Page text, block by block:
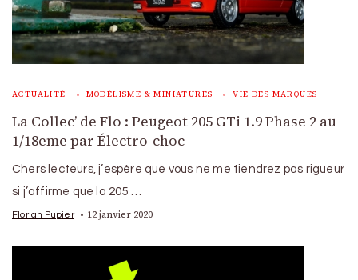
ACTUALITÉ MODÉLISME & MINIATURES VIE DES MARQUES
La Collec’ de Flo : Peugeot 205 GTi 1.9 Phase 2 au
1/18eme par Électro-choc
Chers lecteurs, j’espère que vous ne me tiendrez pas rigueur
si j’affirme que la 205 …
Florian Pupier 12 janvier 2020